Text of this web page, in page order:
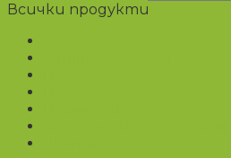
Всички продукти